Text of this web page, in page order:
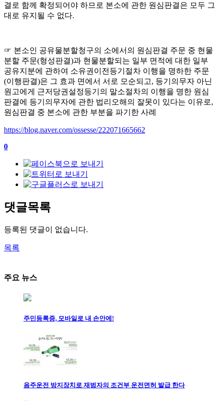
결로 함께 확정되어야 하므로 본소에 관한 원심판결은 모두 그
대로 유지될 수 없다.
☞ 본소인 공유물분할청구의 소에서의 원심판결 주문 중 현물
분할 주문(형성판결)과 현물분할되는 일부 면적에 대한 일부
공유지분에 관하여 소유권이전등기절차 이행을 명하한 주문
(이행판결)은 그 효과 면에서 서로 모순되고, 등기의무자 아닌
원고에게 근저당권설정등기의 말소절차의 이행을 명한 원심
판결에 등기의무자에 관한 법리오해의 잘못이 있다는 이유로,
원심판결 중 본소에 관한 부분을 파기한 사례
https://blog.naver.com/ossesse/222071665662
0
댓글목록
등록된 댓글이 없습니다.
목록
주요 뉴스
주민등록증, 모바일로 내 손안에!
음주운전 방지장치로 재범자의 조건부 운전면허 발급 한다